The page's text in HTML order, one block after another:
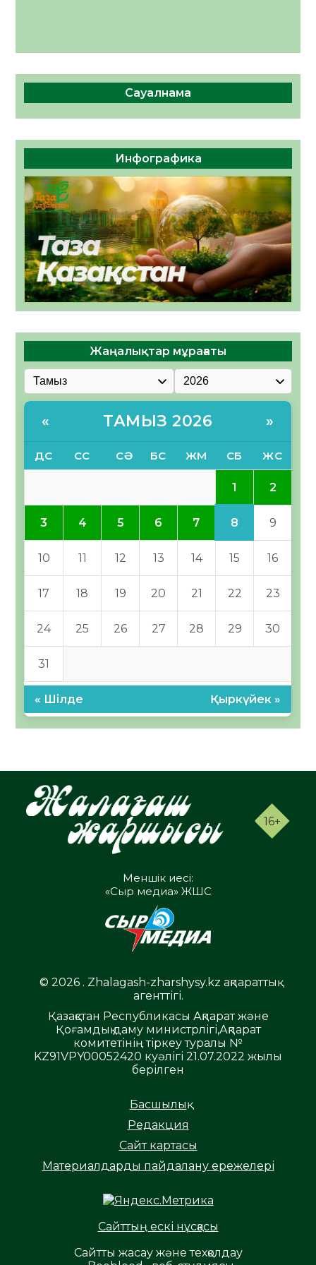
Сауалнама
Инфографика
Жаңалықтар мұрағаты
« ТАМЫЗ 2026 »
ДС СС СӘ БС ЖМ СБ ЖС
1 2
3 4 5 6 7 8 9
10 11 12 13 14 15 16
17 18 19 20 21 22 23
24 25 26 27 28 29 30
31
« Шілде Қыркүйек »
16+
Меншік иесі:
«Сыр медиа» ЖШС
© 2026 . Zhalagash-zharshysy.kz ақпараттық
агенттігі.
Қазақстан Республикасы Ақпарат және
Қоғамдық даму министрлігі,Ақпарат
комитетінің тіркеу туралы №
KZ91VPY00052420 куәлігі 21.07.2022 жылы
берілген
Басшылық
Редакция
Сайт картасы
Материалдарды пайдалану ережелері
Сайттың ескі нұсқасы
Сайтты жасау және техқолдау